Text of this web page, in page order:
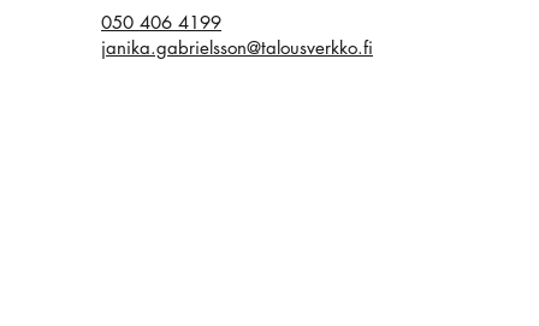
050 406 4199
janika.gabrielsson@talousverkko.fi